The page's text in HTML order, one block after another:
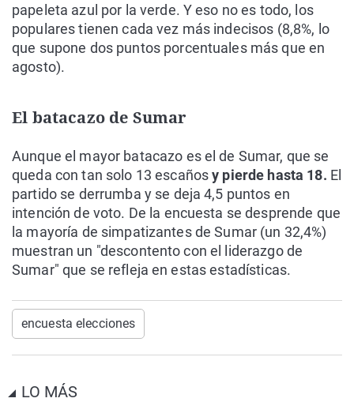
papeleta azul por la verde. Y eso no es todo, los
populares tienen cada vez más indecisos (8,8%, lo
que supone dos puntos porcentuales más que en
agosto).
El batacazo de Sumar
Aunque el mayor batacazo es el de Sumar, que se
queda con tan solo 13 escañosy pierde hasta 18. El
partido se derrumba y se deja 4,5 puntos en
intención de voto. De la encuesta se desprende que
la mayoría de simpatizantes de Sumar (un 32,4%)
muestran un "descontento con el liderazgo de
Sumar" que se refleja en estas estadísticas.
encuesta elecciones
LO MÁS